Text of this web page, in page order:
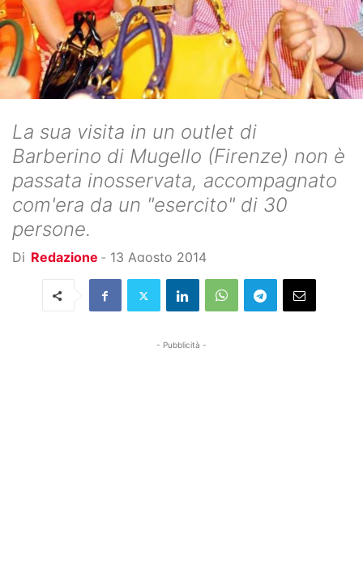
La sua visita in un outlet di
Barberino di Mugello (Firenze) non è
passata inosservata, accompagnato
com'era da un "esercito" di 30
persone.
Di Redazione - 13 Agosto 2014
- Pubblicità -